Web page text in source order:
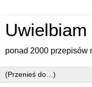
ponad 2000 przepisów